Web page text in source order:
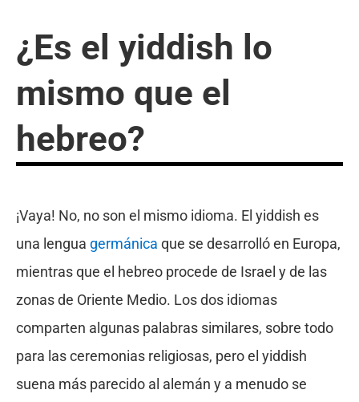
¿Es el yiddish lo
mismo que el
hebreo?
¡Vaya! No, no son el mismo idioma. El yiddish es
una lengua germánica que se desarrolló en Europa,
mientras que el hebreo procede de Israel y de las
zonas de Oriente Medio. Los dos idiomas
comparten algunas palabras similares, sobre todo
para las ceremonias religiosas, pero el yiddish
suena más parecido al alemán y a menudo se